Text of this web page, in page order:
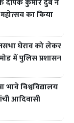
दीपक कुमार दुबे ने
का किया
घेराव को लेकर
में पुलिस प्रशासन
विश्वविद्यालय
आदिवासी